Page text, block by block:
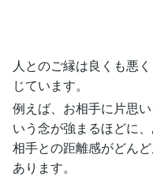
人とのご縁は良くも悪
じています。
例えば、お相手に片思
いう念が強まるほどに
相手との距離感がどん
あります。